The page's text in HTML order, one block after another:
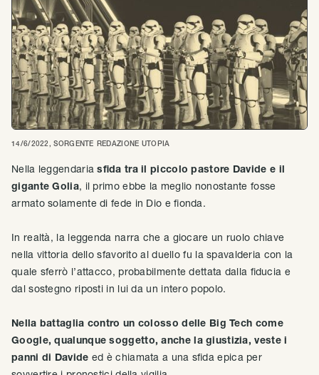
14/6/2022 , SORGENTE REDAZIONE UTOPIA
Nella leggendariasfida tra il piccolo pastore Davide e il
gigante Golia, il primo ebbe la meglio nonostante fosse
armato solamente di fede in Dio e fionda.
In realtà, la leggenda narra che a giocare un ruolo chiave
nella vittoria dello sfavorito al duello fu la spavalderia con la
quale sferrò l’attacco, probabilmente dettata dalla fiducia e
dal sostegno riposti in lui da un intero popolo.
Nella battaglia contro un colosso delle Big Tech come
Google, qualunque soggetto, anche la giustizia, veste i
panni di Davide ed è chiamata a una sfida epica per